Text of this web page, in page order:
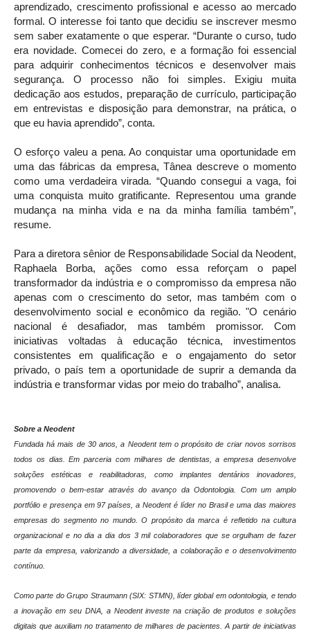
aprendizado, crescimento profissional e acesso ao mercado
formal. O interesse foi tanto que decidiu se inscrever mesmo
sem saber exatamente o que esperar. “Durante o curso, tudo
era novidade. Comecei do zero, e a formação foi essencial
para adquirir conhecimentos técnicos e desenvolver mais
segurança. O processo não foi simples. Exigiu muita
dedicação aos estudos, preparação de currículo, participação
em entrevistas e disposição para demonstrar, na prática, o
que eu havia aprendido”, conta.
O esforço valeu a pena. Ao conquistar uma oportunidade em
uma das fábricas da empresa, Tânea descreve o momento
como uma verdadeira virada. “Quando consegui a vaga, foi
uma conquista muito gratificante. Representou uma grande
mudança na minha vida e na da minha família também”,
resume.
Para a diretora sênior de Responsabilidade Social da Neodent,
Raphaela Borba, ações como essa reforçam o papel
transformador da indústria e o compromisso da empresa não
apenas com o crescimento do setor, mas também com o
desenvolvimento social e econômico da região. "O cenário
nacional é desafiador, mas também promissor. Com
iniciativas voltadas à educação técnica, investimentos
consistentes em qualificação e o engajamento do setor
privado, o país tem a oportunidade de suprir a demanda da
indústria e transformar vidas por meio do trabalho”, analisa.
Sobre a Neodent
Fundada há mais de 30 anos, a Neodent tem o propósito de criar novos sorrisos
todos os dias. Em parceria com milhares de dentistas, a empresa desenvolve
soluções estéticas e reabilitadoras, como implantes dentários inovadores,
promovendo o bem-estar através do avanço da Odontologia. Com um amplo
portfólio e presença em 97 países, a Neodent é líder no Brasil e uma das maiores
empresas do segmento no mundo. O propósito da marca é refletido na cultura
organizacional e no dia a dia dos 3 mil colaboradores que se orgulham de fazer
parte da empresa, valorizando a diversidade, a colaboração e o desenvolvimento
contínuo.
Como parte do Grupo Straumann (SIX: STMN), líder global em odontologia, e tendo
a inovação em seu DNA, a Neodent investe na criação de produtos e soluções
digitais que auxiliam no tratamento de milhares de pacientes. A partir de iniciativas